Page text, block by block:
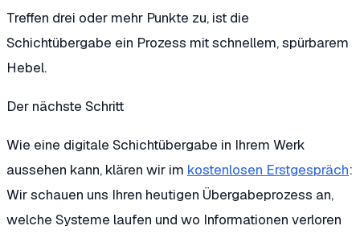
Treffen drei oder mehr Punkte zu, ist die
Schichtübergabe ein Prozess mit schnellem, spürbarem
Hebel.
Der nächste Schritt
Wie eine digitale Schichtübergabe in Ihrem Werk
aussehen kann, klären wir im kostenlosen Erstgespräch:
Wir schauen uns Ihren heutigen Übergabeprozess an,
welche Systeme laufen und wo Informationen verloren